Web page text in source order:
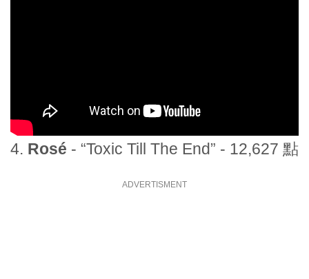
4. Rosé - “Toxic Till The End” - 12,627 點
ADVERTISMENT